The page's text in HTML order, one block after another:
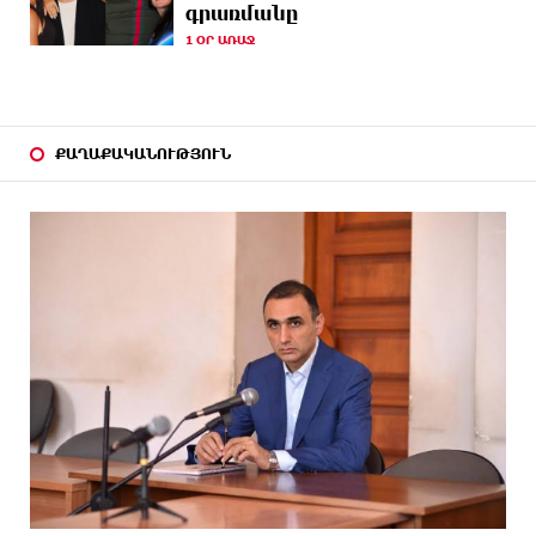
փոխել է դրականի
Հովհաննիսյանին
Ֆասթ Բանկը Սևան Ստարտափ Սամմիթին
ներկայացրել է իր պրոդուկտներն ու քարտային
ԱՌԱՋ
Ընդդիմությունը պետք է իր շուրջը համախմբի
արտախորհրդարանական բոլոր ուժերին. Արեգ
Սավգուլյան
4 ԺԱՄ
Կաթողիկոսի և հոգևոր դասի ներկայացուցիչների
նկատմամբ հարուցված այս խայտառակ քրեական
գործընթացը իշխանության կողմից քաղաքական
ուղիղ միջամտություն է Եկեղեցու ներքին
գրառմանը
1 ՕՐ ԱՌԱՋ
ՔԱՂԱՔԱԿԱՆՈՒԹՅՈՒՆ